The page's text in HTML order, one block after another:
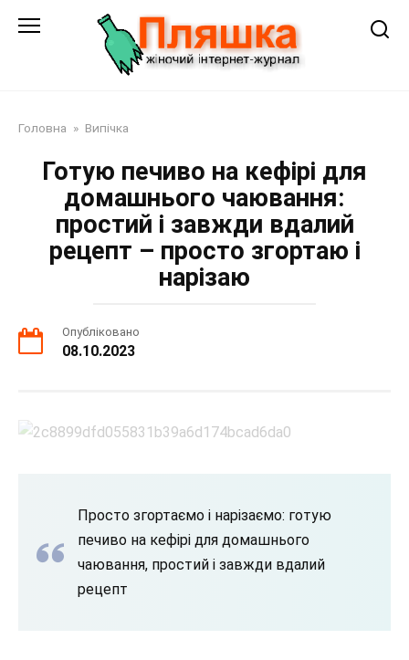
Головна » Випічка
Готую печиво на кефірі для
домашнього чаювання:
простий і завжди вдалий
рецепт – просто згортаю і
нарізаю
Опубліковано
08.10.2023
Просто згортаємо і нарізаємо: готую
печиво на кефірі для домашнього
чаювання, простий і завжди вдалий
рецепт